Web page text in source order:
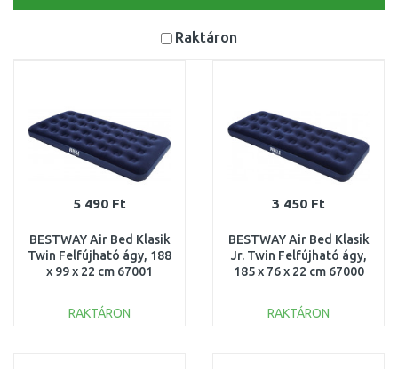
Raktáron
5 490 Ft
BESTWAY Air Bed Klasik
Twin Felfújható ágy, 188
x 99 x 22 cm 67001
RAKTÁRON
3 450 Ft
BESTWAY Air Bed Klasik
Jr. Twin Felfújható ágy,
185 x 76 x 22 cm 67000
RAKTÁRON